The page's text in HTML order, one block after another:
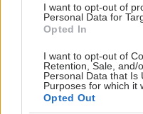
I want to opt-out of
Personal Data for
Opted In
I want to opt-out of
Retention, Sale, and/
Personal Data that Is
Purposes for which it
Opted Out